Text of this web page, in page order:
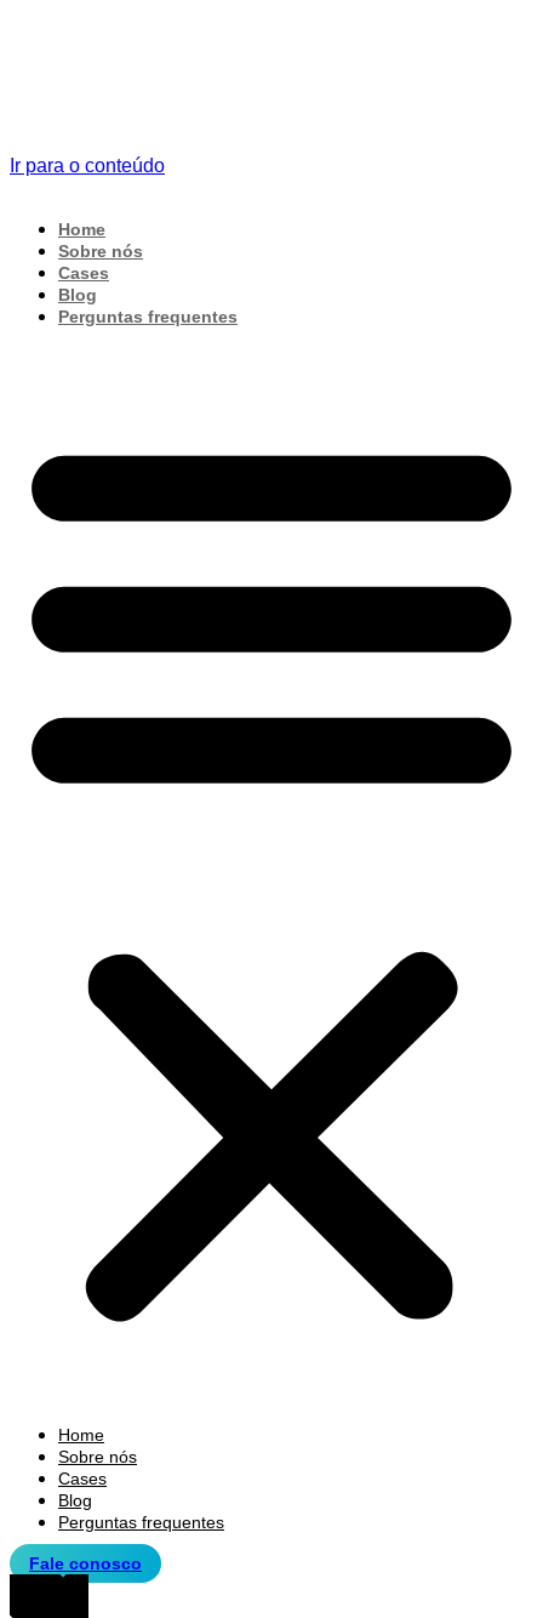
Ir para o conteúdo
Home
Sobre nós
Cases
Blog
Perguntas frequentes
Home
Sobre nós
Cases
Blog
Perguntas frequentes
Fale conosco